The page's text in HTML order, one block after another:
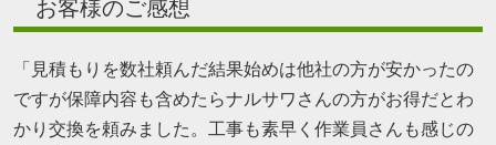
お客様のご感想
「見積もりを数社頼んだ結果始めは他社の方が安かったの
ですが保障内容も含めたらナルサワさんの方がお得だとわ
かり交換を頼みました。工事も素早く作業員さんも感じの